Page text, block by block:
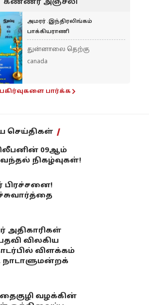
கண்ணீர் அஞ்சலி
அமரர் .இந்திரலிங்கம்
பாக்கியராணி
துன்னாலை தெற்கு
canada
பார்க்க
செய்திகள்
09ஆம்
நிகழ்வுகள்!
பிரச்சனை!
அதிகாரிகள்
விலகிய
விளக்கம்
நாடாளுமன்றக்
வழக்கின்